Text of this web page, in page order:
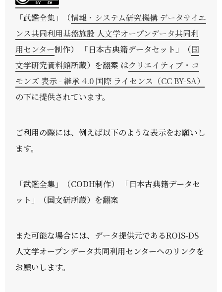
「武鑑全集 」（情報・システム研究機構 データサイエ
ンス共同利用基盤施設 人文学オープンデータ共同利
用センター制作） 「日本古典籍データセット」（国
文学研究資料館所蔵）を翻案 はクリエイティブ・コ
モンズ 表示 - 継承 4.0 国際 ライセンス（CC BY-SA）
の下に提供されています。
ご利用の際には、例えば以下のような表示をお願いし
ます。
「武鑑全集」（CODH制作） 「日本古典籍データセ
ット」（国文研所蔵）を翻案
また可能な場合には、データ提供元であるROIS-DS
人文学オープンデータ共同利用センターへのリンクを
お願いします。